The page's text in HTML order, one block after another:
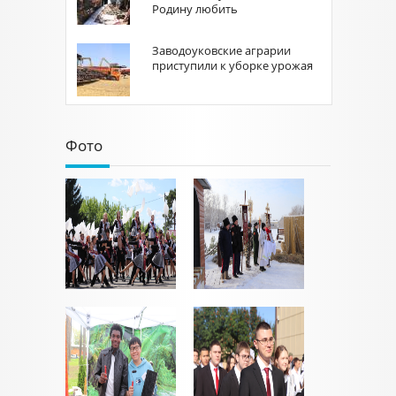
Родину любить
Заводоуковские аграрии
приступили к уборке урожая
Фото